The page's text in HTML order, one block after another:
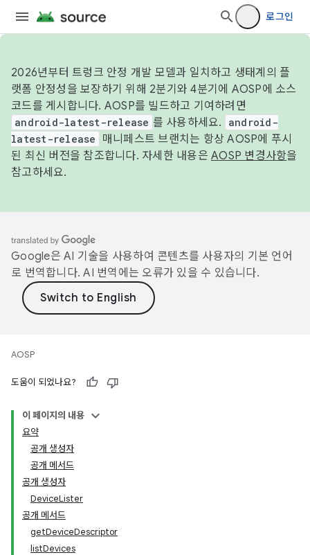
로그인
2026년부터 트렁크 안정 개발 모델과 일치하고 생태계의 플
랫폼 안정성을 보장하기 위해 2분기와 4분기에 AOSP에 소스
코드를 게시합니다. AOSP를 빌드하고 기여하려면
android-latest-release 를 사용하세요.
android-
latest-release
매니페스트 브랜치는 항상 AOSP에 푸시
된 최신 버전을 참조합니다. 자세한 내용은 AOSP 변경사항을
참고하세요.
Google은 AI 기술을 사용하여 콘텐츠를 사용자의 기본 언어
로 번역합니다. AI 번역에는 오류가 있을 수 있습니다.
AOSP
도움이 되었나요?
이 페이지의 내용
요약
공개 생성자
공개 메서드
공개 생성자
DeviceLister
공개 메서드
getDeviceDescriptor
listDevices